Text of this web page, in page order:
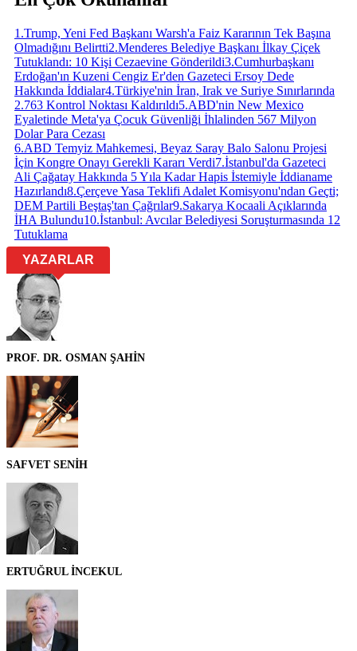
1 .Trump, Yeni Fed Başkanı Warsh'a Faiz Kararının Tek Başına
Olmadığını Belirtti2.Menderes Belediye Başkanı İlkay Çiçek
Tutuklandı: 10 Kişi Cezaevine Gönderildi3.Cumhurbaşkanı
Erdoğan'ın Kuzeni Cengiz Er'den Gazeteci Ersoy Dede
Hakkında İddialar4.Türkiye'nin İran, Irak ve Suriye Sınırlarında
2.763 Kontrol Noktası Kaldırıldı5.ABD'nin New Mexico
Eyaletinde Meta'ya Çocuk Güvenliği İhlalinden 567 Milyon
Dolar Para Cezası
6.ABD Temyiz Mahkemesi, Beyaz Saray Balo Salonu Projesi
İçin Kongre Onayı Gerekli Kararı Verdi7.İstanbul'da Gazeteci
Ali Çağatay Hakkında 5 Yıla Kadar Hapis İstemiyle İddianame
Hazırlandı8.Çerçeve Yasa Teklifi Adalet Komisyonu'ndan Geçti;
DEM Partili Beştaş'tan Çağrılar9.Sakarya Kocaali Açıklarında
İHA Bulundu10.İstanbul: Avcılar Belediyesi Soruşturmasında 12
Tutuklama
YAZARLAR
PROF. DR. OSMAN ŞAHİN
SAFVET SENİH
ERTUĞRUL İNCEKUL